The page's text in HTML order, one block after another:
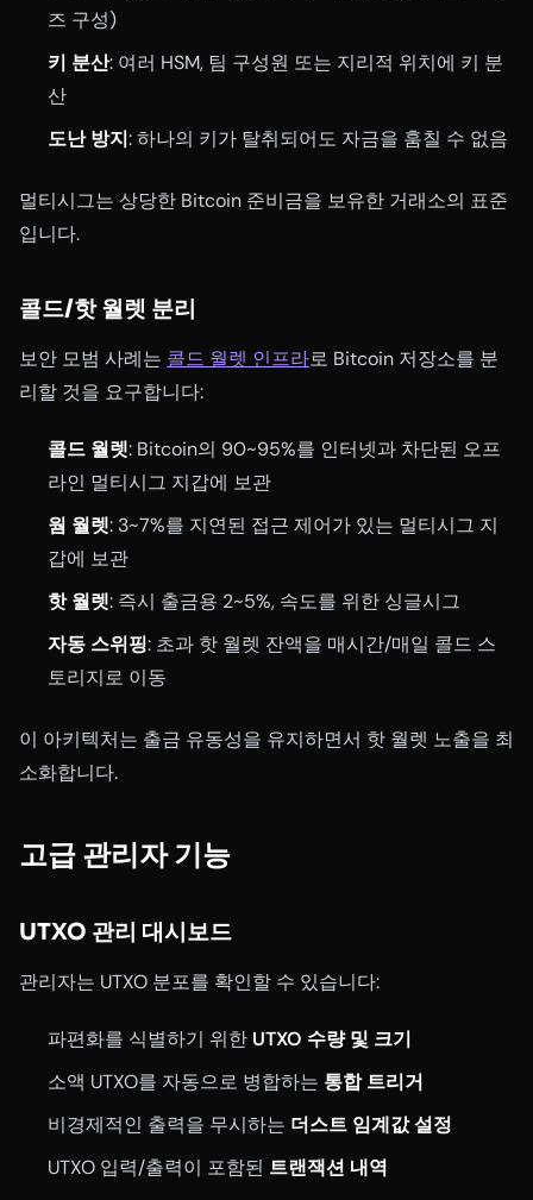
즈 구성)
키 분산: 여러 HSM, 팀 구성원 또는 지리적 위치에 키 분
산
도난 방지: 하나의 키가 탈취되어도 자금을 훔칠 수 없음
멀티시그는 상당한 Bitcoin 준비금을 보유한 거래소의 표준
입니다.
콜드/핫 월렛 분리
보안 모범 사례는 콜드 월렛 인프라로 Bitcoin 저장소를 분
리할 것을 요구합니다:
콜드 월렛: Bitcoin의 90~95%를 인터넷과 차단된 오프
라인 멀티시그 지갑에 보관
웜 월렛: 3~7%를 지연된 접근 제어가 있는 멀티시그 지
갑에 보관
핫 월렛: 즉시 출금용 2~5%, 속도를 위한 싱글시그
자동 스위핑: 초과 핫 월렛 잔액을 매시간/매일 콜드 스
토리지로 이동
이 아키텍처는 출금 유동성을 유지하면서 핫 월렛 노출을 최
소화합니다.
고급 관리자 기능
UTXO 관리 대시보드
관리자는 UTXO 분포를 확인할 수 있습니다:
파편화를 식별하기 위한 UTXO 수량 및 크기
소액 UTXO를 자동으로 병합하는 통합 트리거
비경제적인 출력을 무시하는 더스트 임계값 설정
UTXO 입력/출력이 포함된 트랜잭션 내역